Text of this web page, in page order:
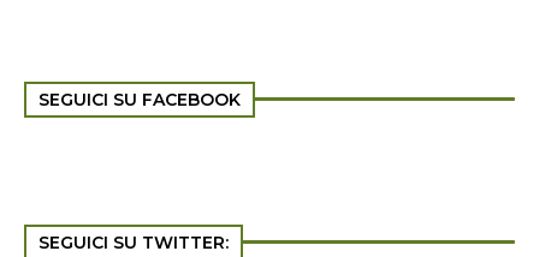
SEGUICI SU FACEBOOK
SEGUICI SU TWITTER: